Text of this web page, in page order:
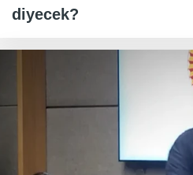
diyecek?